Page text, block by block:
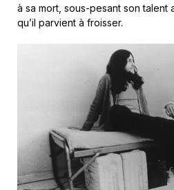
à sa mort, sous-pesant son talent
qu’il parvient à froisser.